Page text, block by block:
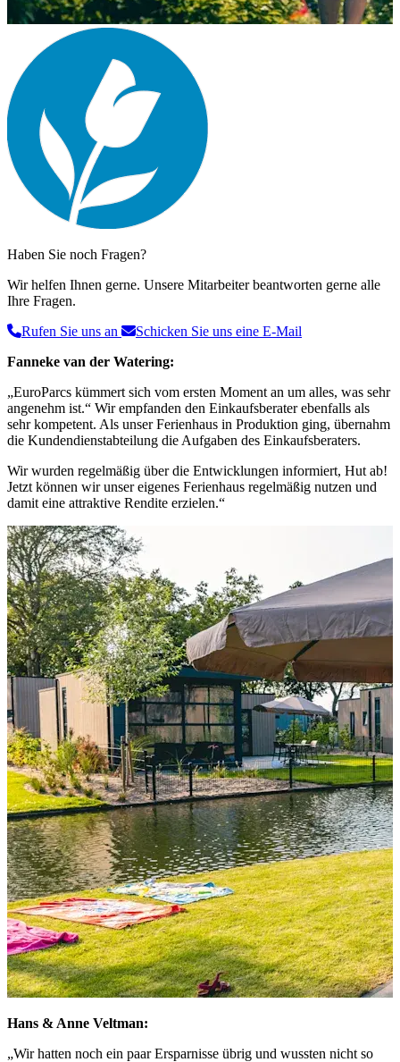
Haben Sie noch Fragen?
Wir helfen Ihnen gerne. Unsere Mitarbeiter beantworten gerne alle
Ihre Fragen.
Rufen Sie uns an
Schicken Sie uns eine E-Mail
Fanneke van der Watering:
„EuroParcs kümmert sich vom ersten Moment an um alles, was sehr
angenehm ist.“ Wir empfanden den Einkaufsberater ebenfalls als
sehr kompetent. Als unser Ferienhaus in Produktion ging, übernahm
die Kundendienstabteilung die Aufgaben des Einkaufsberaters.
Wir wurden regelmäßig über die Entwicklungen informiert, Hut ab!
Jetzt können wir unser eigenes Ferienhaus regelmäßig nutzen und
damit eine attraktive Rendite erzielen.“
Hans & Anne Veltman:
„Wir hatten noch ein paar Ersparnisse übrig und wussten nicht so